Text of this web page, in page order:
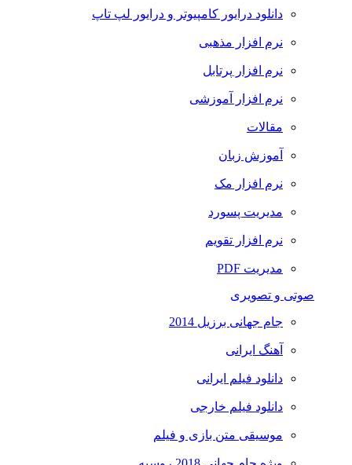
دانلود درایور کامپیوتر و درایور لپ تاپ
نرم افزار مذهبی
نرم افزار پرتابل
نرم افزار آموزشی
مقالات
آموزش زبان
نرم افزار مک
مدیریت پسورد
نرم افزار تقویم
مدیریت PDF
صوتی و تصویری
جام جهانی برزیل 2014
آهنگ ایرانی
دانلود فیلم ایرانی
دانلود فیلم خارجی
موسیقی متن بازی و فیلم